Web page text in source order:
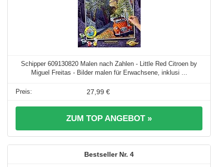
Schipper 609130820 Malen nach Zahlen - Little Red Citroen by
Miguel Freitas - Bilder malen für Erwachsene, inklusi ...
27,99 €
ZUM TOP ANGEBOT »
4